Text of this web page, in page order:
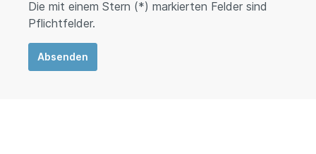
Die mit einem Stern (*) markierten Felder sind
Pflichtfelder.
Absenden